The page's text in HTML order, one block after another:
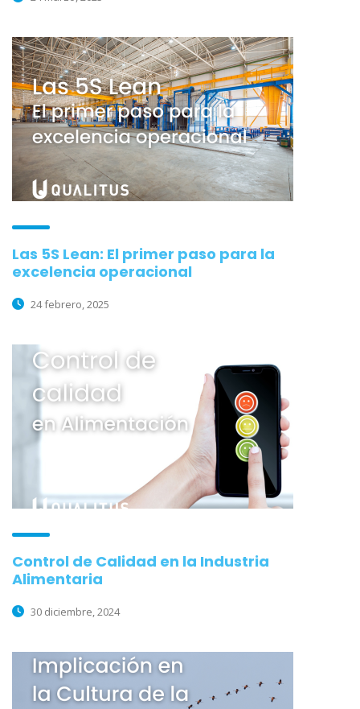
Las 5S Lean: El primer paso para la
excelencia operacional
24 febrero, 2025
Control de Calidad en la Industria
Alimentaria
30 diciembre, 2024